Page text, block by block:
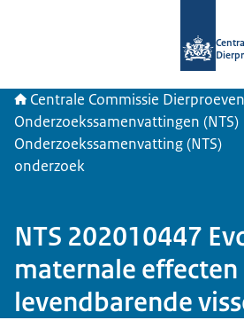
Centrale Commissie Dierproeven
Onderzoekssamenvattingen (NTS)
Onderzoekssamenvatting (NTS)
onderzoek
NTS 202010447
maternale effecten
levendbarende